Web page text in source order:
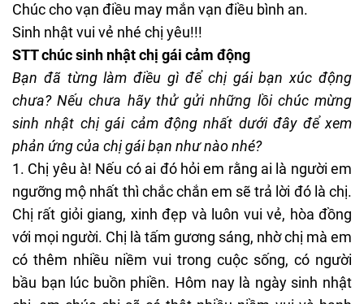
Chúc cho vạn điều may mắn vạn điều bình an.
Sinh nhật vui vẻ nhé chị yêu!!!
STT chúc sinh nhật chị gái cảm động
Bạn đã từng làm điều gì để chị gái bạn xúc động
chưa? Nếu chưa hãy thử gửi những lồi chúc mừng
sinh nhật chị gái cảm động nhất dưới đây để xem
phản ứng của chị gái bạn như nào nhé?
1. Chị yêu à! Nếu có ai đó hỏi em rằng ai là người em
ngưỡng mộ nhất thì chắc chắn em sẽ trả lời đó là chị.
Chị rất giỏi giang, xinh đẹp và luôn vui vẻ, hòa đồng
với mọi người. Chị là tấm gương sáng, nhờ chị mà em
có thêm nhiều niềm vui trong cuộc sống, có người
bầu bạn lúc buồn phiền. Hôm nay là ngày sinh nhật